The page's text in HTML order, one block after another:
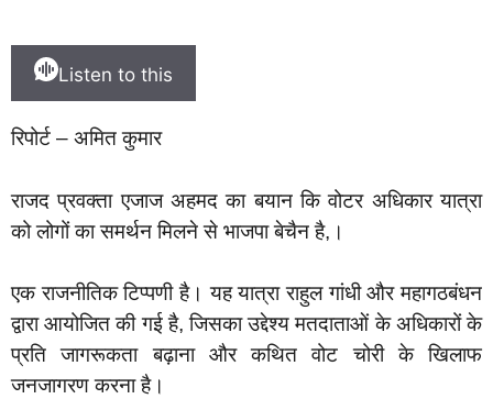
Listen to this
रिपोर्ट – अमित कुमार
राजद प्रवक्ता एजाज अहमद का बयान कि वोटर अधिकार यात्रा
को लोगों का समर्थन मिलने से भाजपा बेचैन है,।
एक राजनीतिक टिप्पणी है। यह यात्रा राहुल गांधी और महागठबंधन
द्वारा आयोजित की गई है, जिसका उद्देश्य मतदाताओं के अधिकारों के
प्रति जागरूकता बढ़ाना और कथित वोट चोरी के खिलाफ
जनजागरण करना है।